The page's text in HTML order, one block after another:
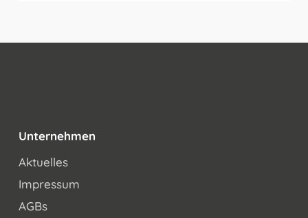
Unternehmen
Aktuelles
Impressum
AGBs